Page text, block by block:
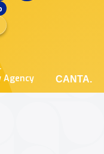
Agency
CANTA.